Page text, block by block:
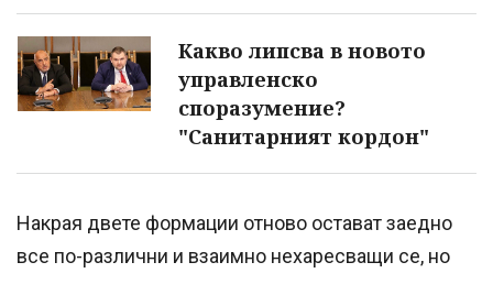
Какво липсва в новото
управленско
споразумение?
"Санитарният кордон"
Накрая двете формации отново остават заедно
все по-различни и взаимно нехаресващи се, но